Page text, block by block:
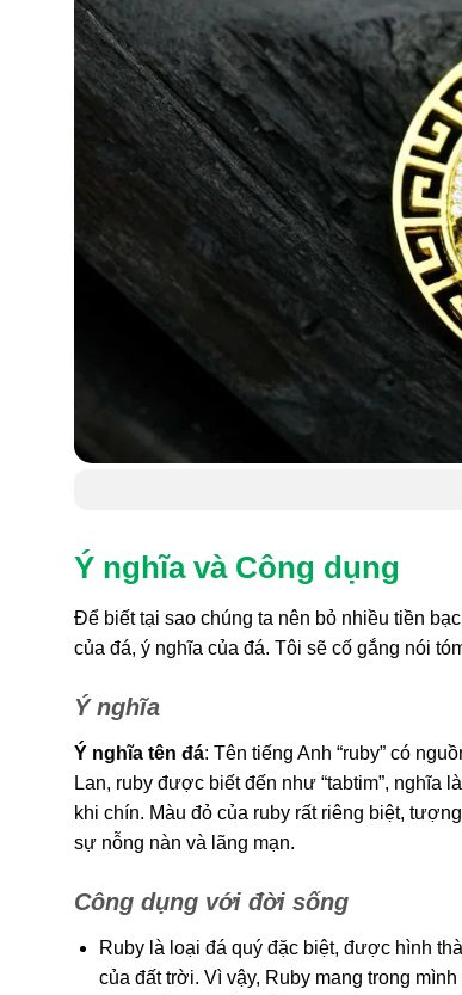
Ý nghĩa và Công dụng
Để biết tại sao chúng ta nên bỏ nhiều tiền
của đá, ý nghĩa của đá. Tôi sẽ cố gắng nói
Ý nghĩa
Ý nghĩa tên đá: Tên tiếng Anh “ruby” có
Lan, ruby ​​được biết đến như “tabtim”, nghĩa
khi chín. Màu đỏ của ruby rất riêng biệt,
sự nỗng nàn và lãng mạn.
Công dụng với đời sống
Ruby là loại đá quý đặc biệt, được hình
của đất trời. Vì vậy, Ruby mang trong